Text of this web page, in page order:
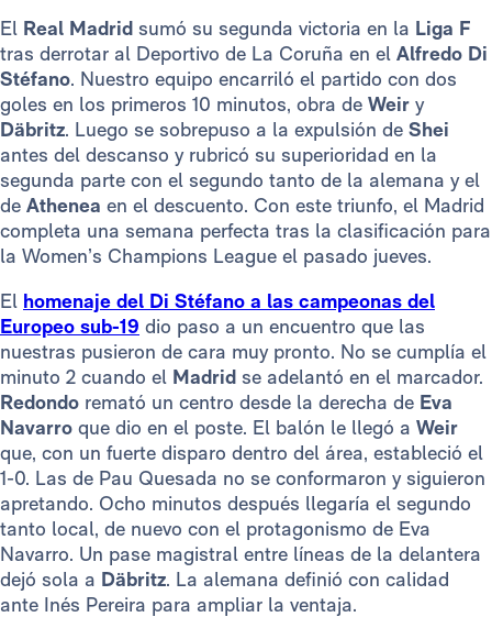
El Real Madrid sumó su segunda victoria en la Liga F
tras derrotar al Deportivo de La Coruña en el Alfredo Di
Stéfano. Nuestro equipo encarriló el partido con dos
goles en los primeros 10 minutos, obra de Weir y
Däbritz. Luego se sobrepuso a la expulsión de Shei
antes del descanso y rubricó su superioridad en la
segunda parte con el segundo tanto de la alemana y el
de Athenea en el descuento. Con este triunfo, el Madrid
completa una semana perfecta tras la clasificación para
la Women’s Champions League el pasado jueves.
El homenaje del Di Stéfano a las campeonas del
Europeo sub-19 dio paso a un encuentro que las
nuestras pusieron de cara muy pronto. No se cumplía el
minuto 2 cuando el Madrid se adelantó en el marcador.
Redondo remató un centro desde la derecha de Eva
Navarro que dio en el poste. El balón le llegó a Weir
que, con un fuerte disparo dentro del área, estableció el
1-0. Las de Pau Quesada no se conformaron y siguieron
apretando. Ocho minutos después llegaría el segundo
tanto local, de nuevo con el protagonismo de Eva
Navarro. Un pase magistral entre líneas de la delantera
dejó sola a Däbritz. La alemana definió con calidad
ante Inés Pereira para ampliar la ventaja.